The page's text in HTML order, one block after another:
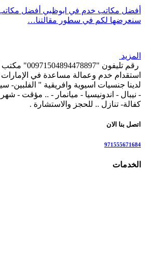
أفضل مكاتب خدم في ابوظبي أفضل
سنعرضها لكم في سطور مقالتنا…
المزيد
رقم تليفون
استقدام خدم وعمالة مساعدة في الإمارات
لدينا جنسيات اسيوية وافريقية " الفلبين-
- نيبال - اندونيسيا - ميانمار - .. مؤقت -
كفالة- تنازل .. للحجز والاستشارة .
اتصل بنا الان
971555671684
الخدمات